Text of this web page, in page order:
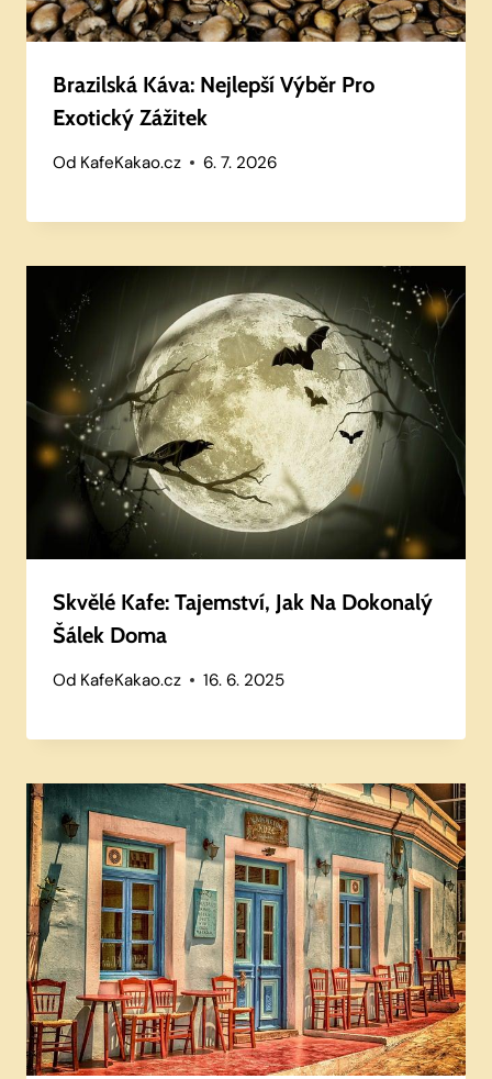
Brazilská Káva: Nejlepší Výběr Pro
Exotický Zážitek
Od KafeKakao.cz 6. 7. 2026
Skvělé Kafe: Tajemství, Jak Na Dokonalý
Šálek Doma
Od KafeKakao.cz 16. 6. 2025